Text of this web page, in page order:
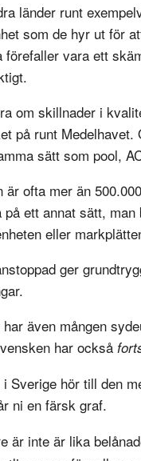
länder runt
som de hyr ut för
förefaller vara ett
om skillnader i
på runt
sätt som pool,
är ofta mer än
på ett annat sätt,
eller
ger
även mången
har också
Sverige hör till den
ni en färsk graf.
är inte är lika